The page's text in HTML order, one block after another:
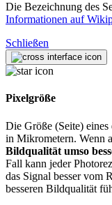
Die Bezeichnung des
Informationen auf
Schließen
Pixelgröße
Die Größe (Seite) eines
in Mikrometern. Wenn
Bildqualität umso
Fall kann jeder
das Signal besser vom
besseren Bildqualität